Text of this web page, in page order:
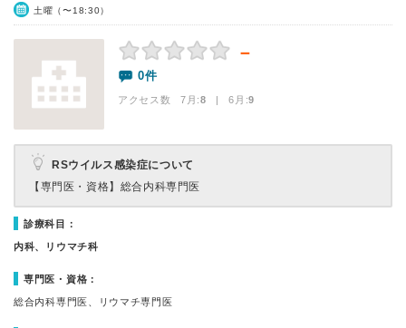
土曜（〜18:30）
－
0件
アクセス数 7月:8 | 6月:9
RSウイルス感染症について
【専門医・資格】 総合内科専門医
診療科目：
内科、リウマチ科
専門医・資格：
総合内科専門医、リウマチ専門医